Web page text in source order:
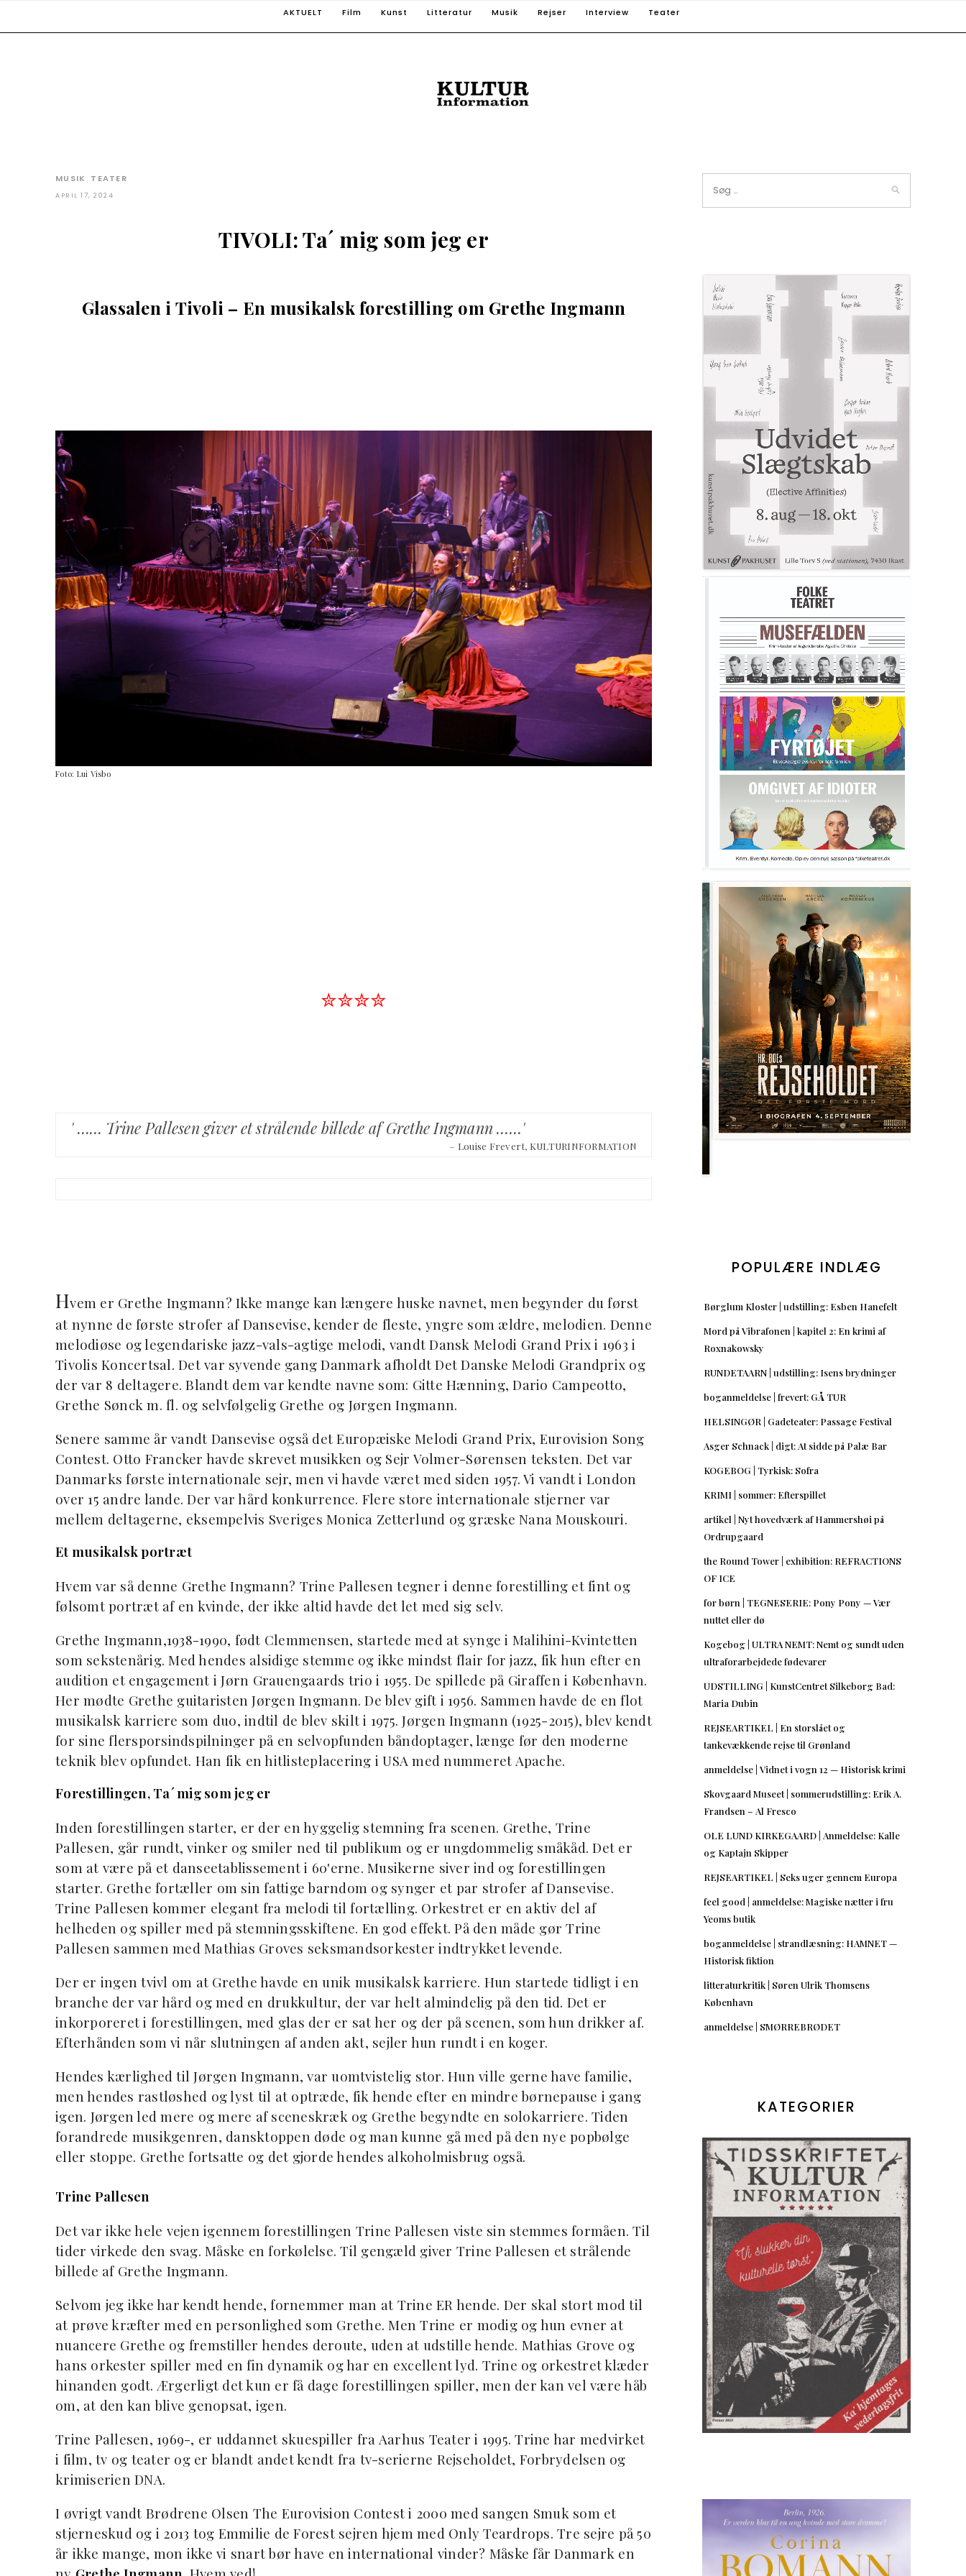
AKTUELT Film Kunst Litteratur Musik Rejser Interview Teater
MUSIK TEATER
APRIL 17, 2024
TIVOLI: Ta´ mig som jeg er
Glassalen i Tivoli – En musikalsk forestilling om Grethe Ingmann
Foto: Lui Visbo
✮✮✮✮
' …… Trine Pallesen giver et strålende billede af Grethe Ingmann ……'
– Louise Frevert, KULTURINFORMATION
Hvem er Grethe Ingmann? Ikke mange kan længere huske navnet, men begynder du først
at nynne de første strofer af Dansevise, kender de fleste, yngre som ældre, melodien. Denne
melodiøse og legendariske jazz-vals-agtige melodi, vandt Dansk Melodi Grand Prix i 1963 i
Tivolis Koncertsal. Det var syvende gang Danmark afholdt Det Danske Melodi Grandprix og
der var 8 deltagere. Blandt dem var kendte navne som: Gitte Hænning, Dario Campeotto,
Grethe Sønck m. fl. og selvfølgelig Grethe og Jørgen Ingmann.
Senere samme år vandt Dansevise også det Europæiske Melodi Grand Prix, Eurovision Song
Contest. Otto Francker havde skrevet musikken og Sejr Volmer-Sørensen teksten. Det var
Danmarks første internationale sejr, men vi havde været med siden 1957. Vi vandt i London
over 15 andre lande. Der var hård konkurrence. Flere store internationale stjerner var
mellem deltagerne, eksempelvis Sveriges Monica Zetterlund og græske Nana Mouskouri.
Et musikalsk portræt
Hvem var så denne Grethe Ingmann? Trine Pallesen tegner i denne forestilling et fint og
følsomt portræt af en kvinde, der ikke altid havde det let med sig selv.
Grethe Ingmann,1938-1990, født Clemmensen, startede med at synge i Malihini-Kvintetten
som sekstenårig. Med hendes alsidige stemme og ikke mindst flair for jazz, fik hun efter en
audition et engagement i Jørn Grauengaards trio i 1955. De spillede på Giraffen i København.
Her mødte Grethe guitaristen Jørgen Ingmann. De blev gift i 1956. Sammen havde de en flot
musikalsk karriere som duo, indtil de blev skilt i 1975. Jørgen Ingmann (1925-2015), blev kendt
for sine flersporsindspilninger på en selvopfunden båndoptager, længe før den moderne
teknik blev opfundet. Han fik en hitlisteplacering i USA med nummeret Apache.
Forestillingen, Ta´ mig som jeg er
Inden forestillingen starter, er der en hyggelig stemning fra scenen. Grethe, Trine
Pallesen, går rundt, vinker og smiler ned til publikum og er ungdommelig småkåd. Det er
som at være på et danseetablissement i 60'erne. Musikerne siver ind og forestillingen
starter. Grethe fortæller om sin fattige barndom og synger et par strofer af Dansevise.
Trine Pallesen kommer elegant fra melodi til fortælling. Orkestret er en aktiv del af
helheden og spiller med på stemningsskiftene. En god effekt. På den måde gør Trine
Pallesen sammen med Mathias Groves seksmandsorkester indtrykket levende.
Der er ingen tvivl om at Grethe havde en unik musikalsk karriere. Hun startede tidligt i en
branche der var hård og med en drukkultur, der var helt almindelig på den tid. Det er
inkorporeret i forestillingen, med glas der er sat her og der på scenen, som hun drikker af.
Efterhånden som vi når slutningen af anden akt, sejler hun rundt i en koger.
Hendes kærlighed til Jørgen Ingmann, var uomtvistelig stor. Hun ville gerne have familie,
men hendes rastløshed og lyst til at optræde, fik hende efter en mindre børnepause i gang
igen. Jørgen led mere og mere af sceneskræk og Grethe begyndte en solokarriere. Tiden
forandrede musikgenren, dansktoppen døde og man kunne gå med på den nye popbølge
eller stoppe. Grethe fortsatte og det gjorde hendes alkoholmisbrug også.
Trine Pallesen
Det var ikke hele vejen igennem forestillingen Trine Pallesen viste sin stemmes formåen. Til
tider virkede den svag. Måske en forkølelse. Til gengæld giver Trine Pallesen et strålende
billede af Grethe Ingmann.
Selvom jeg ikke har kendt hende, fornemmer man at Trine ER hende. Der skal stort mod til
at prøve kræfter med en personlighed som Grethe. Men Trine er modig og hun evner at
nuancere Grethe og fremstiller hendes deroute, uden at udstille hende. Mathias Grove og
hans orkester spiller med en fin dynamik og har en excellent lyd. Trine og orkestret klæder
hinanden godt. Ærgerligt det kun er få dage forestillingen spiller, men der kan vel være håb
om, at den kan blive genopsat, igen.
Trine Pallesen, 1969-, er uddannet skuespiller fra Aarhus Teater i 1995. Trine har medvirket
i film, tv og teater og er blandt andet kendt fra tv-serierne Rejseholdet, Forbrydelsen og
krimiserien DNA.
I øvrigt vandt Brødrene Olsen The Eurovision Contest i 2000 med sangen Smuk som et
stjerneskud og i 2013 tog Emmilie de Forest sejren hjem med Only Teardrops. Tre sejre på 50
år ikke mange, mon ikke vi snart bør have en international vinder? Måske får Danmark en
POPULÆRE INDLÆG
Børglum Kloster | udstilling: Esben Hanefelt
Mord på Vibrafonen | kapitel 2: En krimi af
Roxnakowsky
RUNDETAARN | udstilling: Isens brydninger
boganmeldelse | frevert: GÅ TUR
HELSINGØR | Gadeteater: Passage Festival
Asger Schnack | digt: At sidde på Palæ Bar
KOGEBOG | Tyrkisk: Sofra
KRIMI | sommer: Efterspillet
artikel | Nyt hovedværk af Hammershøi på
Ordrupgaard
the Round Tower | exhibition: REFRACTIONS
OF ICE
for børn | TEGNESERIE: Pony Pony — Vær
nuttet eller dø
Kogebog | ULTRA NEMT: Nemt og sundt uden
ultraforarbejdede fødevarer
UDSTILLING | KunstCentret Silkeborg Bad:
Maria Dubin
REJSEARTIKEL | En storslået og
tankevækkende rejse til Grønland
anmeldelse | Vidnet i vogn 12 — Historisk krimi
Skovgaard Museet | sommerudstilling: Erik A.
Frandsen – Al Fresco
OLE LUND KIRKEGAARD | Anmeldelse: Kalle
og Kaptajn Skipper
REJSEARTIKEL | Seks uger gennem Europa
feel good | anmeldelse: Magiske nætter i fru
Yeoms butik
boganmeldelse | strandlæsning: HAMNET —
Historisk fiktion
litteraturkritik | Søren Ulrik Thomsens
København
anmeldelse | SMØRREBRØDET
KATEGORIER